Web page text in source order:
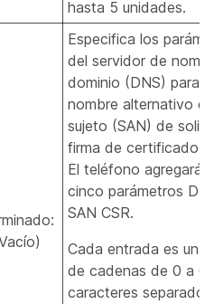
hasta 5 unidades.
Especifica los
del servidor de
dominio (DNS) para el
nombre alternativo
sujeto (SAN) de
firma de certificado
El teléfono agregará
cinco parámetros
SAN CSR.
Cada entrada es una
de cadenas de 0 a
caracteres